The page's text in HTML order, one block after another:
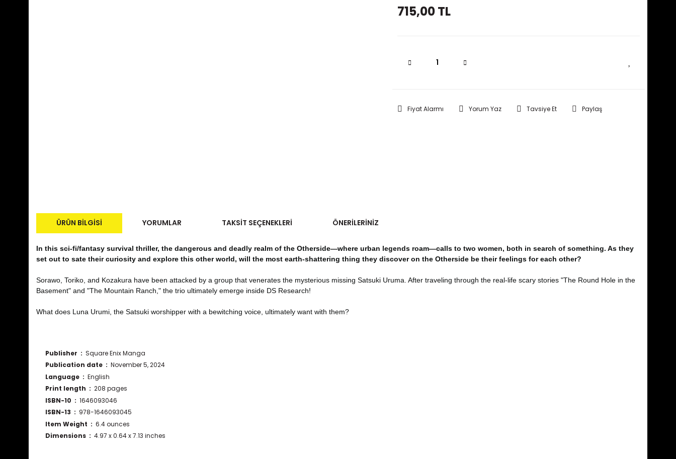
715,00 TL
Fiyat Alarmı Yorum Yaz Tavsiye Et Paylaş
ÜRÜN BILGISI YORUMLAR TAKSIT SEÇENEKLERI ÖNERILERINIZ
In this sci-fi/fantasy survival thriller, the dangerous and deadly realm of the Otherside—where urban legends roam—calls to two women, both in search of something. As they
set out to sate their curiosity and explore this other world, will the most earth-shattering thing they discover on the Otherside be their feelings for each other?
Sorawo, Toriko, and Kozakura have been attacked by a group that venerates the mysterious missing Satsuki Uruma. After traveling through the real-life scary stories "The Round Hole in the
Basement" and "The Mountain Ranch," the trio ultimately emerge inside DS Research!
What does Luna Urumi, the Satsuki worshipper with a bewitching voice, ultimately want with them?
Publisher ‏ : ‎ Square Enix Manga
Publication date ‏ : ‎ November 5, 2024
Language ‏ : ‎ English
Print length ‏ : ‎ 208 pages
ISBN-10 ‏ : ‎ 1646093046
ISBN-13 ‏ : ‎ 978-1646093045
Item Weight ‏ : ‎ 6.4 ounces
Dimensions ‏ : ‎ 4.97 x 0.64 x 7.13 inches